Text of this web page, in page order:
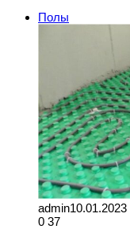
Полы
admin10.01.2023
0 37